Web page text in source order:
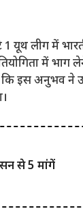
1 यूथ लीग में
में भाग
कि इस अनुभव ने
से 5 मांगें